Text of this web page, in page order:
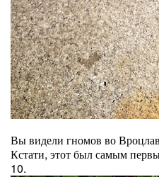
Вы видели гномов во
Кстати, этот был самым
10.